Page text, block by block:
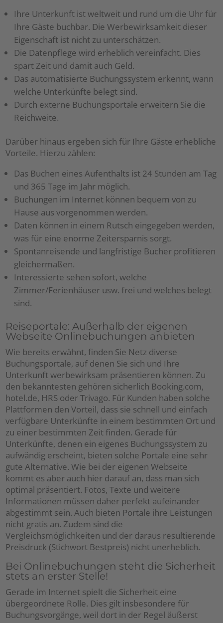
Ihre Unterkunft ist weltweit und rund um die Uhr für
Ihre Gäste buchbar. Die Werbewirksamkeit dieser
Eigenschaft ist nicht zu unterschätzen.
Die Datenpflege wird erheblich vereinfacht. Dies
spart Zeit und damit auch Geld.
Das automatisierte Buchungssystem erkennt, wann
welche Unterkünfte belegt sind.
Durch externe Buchungsportale erweitern Sie die
Reichweite.
Darüber hinaus ergeben sich für Ihre Gäste erhebliche
Vorteile. Hierzu zählen:
Das Buchen eines Aufenthalts ist 24 Stunden am Tag
und 365 Tage im Jahr möglich.
Buchungen im Internet können bequem von zu
Hause aus vorgenommen werden.
Daten können in einem Rutsch eingegeben werden,
was für eine enorme Zeitersparnis sorgt.
Spontanreisende und langfristige Bucher profitieren
gleichermaßen.
Interessierte sehen sofort, welche
Zimmer/Ferienhäuser usw. frei und welches belegt
sind.
Reiseportale: Außerhalb der eigenen
Webseite Onlinebuchungen anbieten
Wie bereits erwähnt, finden Sie Netz diverse
Buchungsportale, auf denen Sie sich und Ihre
Unterkunft werbewirksam präsentieren können. Zu
den bekanntesten gehören sicherlich Booking.com,
hotel.de, HRS oder Trivago. Für Kunden haben solche
Plattformen den Vorteil, dass sie schnell und einfach
verfügbare Unterkünfte in einem bestimmten Ort und
zu einer bestimmten Zeit finden. Gerade für
Unterkünfte, denen ein eigenes Buchungssystem zu
aufwändig erscheint, bieten solche Portale eine sehr
gute Alternative. Wie bei der eigenen Webseite
kommt es aber auch hier darauf an, dass man sich
optimal präsentiert. Fotos, Texte und weitere
Informationen müssen daher perfekt aufeinander
abgestimmt sein. Auch bieten Portale ihre Leistungen
nicht gratis an. Zudem sind die
Vergleichsmöglichkeiten und der daraus resultierende
Preisdruck (Stichwort Bestpreis) nicht unerheblich.
Bei Onlinebuchungen steht die Sicherheit
stets an erster Stelle!
Gerade im Internet spielt die Sicherheit eine
übergeordnete Rolle. Dies gilt insbesondere für
Buchungsvorgänge, weil dort in der Regel äußerst